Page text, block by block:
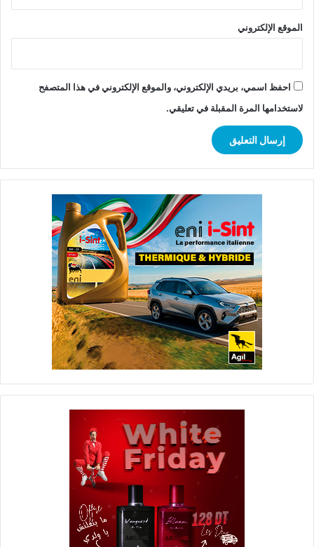
الموقع الإلكتروني
احفظ اسمي، بريدي الإلكتروني، والموقع الإلكتروني في هذا المتصفح
لاستخدامها المرة المقبلة في تعليقي.